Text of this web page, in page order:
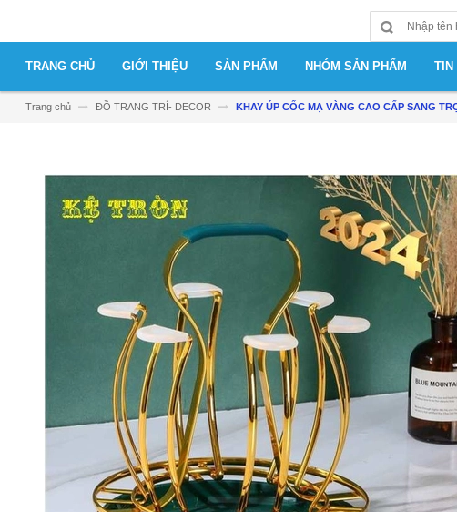
TRANG CHỦ GIỚI THIỆU SẢN PHẨM NHÓM SẢN PHẨM TIN
Trang chủ ĐỒ TRANG TRÍ- DECOR KHAY ÚP CỐC MẠ VÀNG CAO CẤP SANG